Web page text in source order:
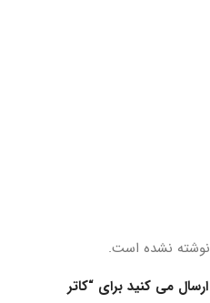
نشده است.
می کنید برای “کاتر